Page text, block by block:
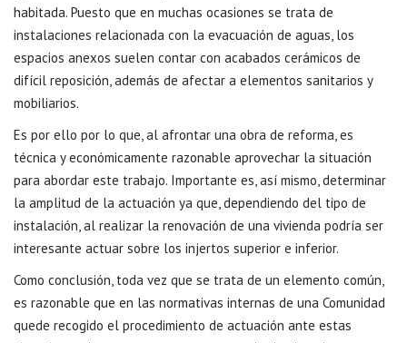
habitada. Puesto que en muchas ocasiones se trata de
instalaciones relacionada con la evacuación de aguas, los
espacios anexos suelen contar con acabados cerámicos de
difícil reposición, además de afectar a elementos sanitarios y
mobiliarios.
Es por ello por lo que, al afrontar una obra de reforma, es
técnica y económicamente razonable aprovechar la situación
para abordar este trabajo. Importante es, así mismo, determinar
la amplitud de la actuación ya que, dependiendo del tipo de
instalación, al realizar la renovación de una vivienda podría ser
interesante actuar sobre los injertos superior e inferior.
Como conclusión, toda vez que se trata de un elemento común,
es razonable que en las normativas internas de una Comunidad
quede recogido el procedimiento de actuación ante estas